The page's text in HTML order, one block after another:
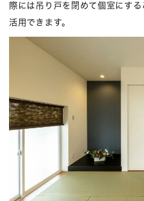
際には吊り戸を閉めて個室にす
活用できます。